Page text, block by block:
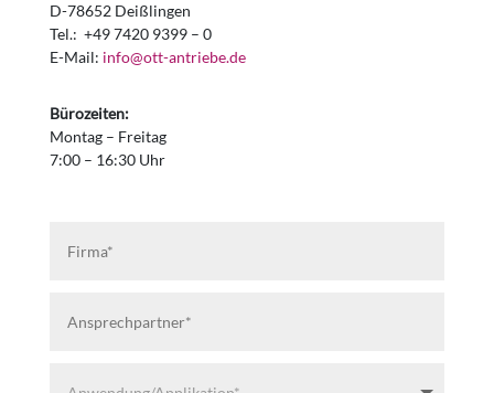
D-78652 Deißlingen
Tel.: +49 7420 9399 – 0
E-Mail: info@ott-antriebe.de
Bürozeiten:
Montag – Freitag
7:00 – 16:30 Uhr